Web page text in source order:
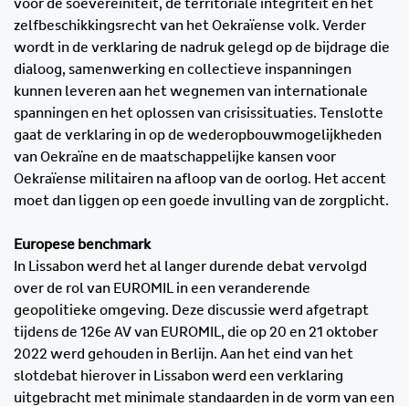
voor de soevereiniteit, de territoriale integriteit en het
zelfbeschikkingsrecht van het Oekraïense volk. Verder
wordt in de verklaring de nadruk gelegd op de bijdrage die
dialoog, samenwerking en collectieve inspanningen
kunnen leveren aan het wegnemen van internationale
spanningen en het oplossen van crisissituaties. Tenslotte
gaat de verklaring in op de wederopbouwmogelijkheden
van Oekraïne en de maatschappelijke kansen voor
Oekraïense militairen na afloop van de oorlog. Het accent
moet dan liggen op een goede invulling van de zorgplicht.
Europese benchmark
In Lissabon werd het al langer durende debat vervolgd
over de rol van EUROMIL in een veranderende
geopolitieke omgeving. Deze discussie werd afgetrapt
tijdens de 126e AV van EUROMIL, die op 20 en 21 oktober
2022 werd gehouden in Berlijn. Aan het eind van het
slotdebat hierover in Lissabon werd een verklaring
uitgebracht met minimale standaarden in de vorm van een